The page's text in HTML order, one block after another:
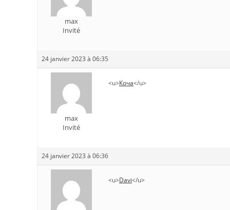
max
Invité
24 janvier 2023 à 06:35
max
Invité
<u>Коча</u>
24 janvier 2023 à 06:36
<u>Davi</u>